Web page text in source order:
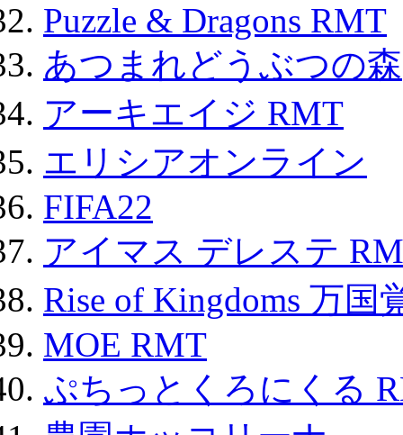
Puzzle & Dragons RMT
あつまれどうぶつの森
アーキエイジ RMT
エリシアオンライン
FIFA22
アイマス デレステ
Rise of Kingdoms 万
MOE RMT
ぷちっとくろにくる